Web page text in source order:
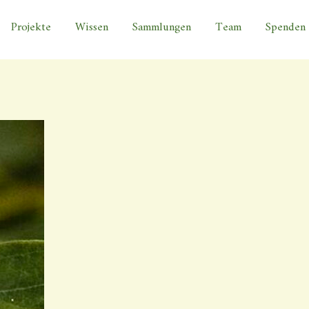
Projekte Wissen Sammlungen Team Spenden